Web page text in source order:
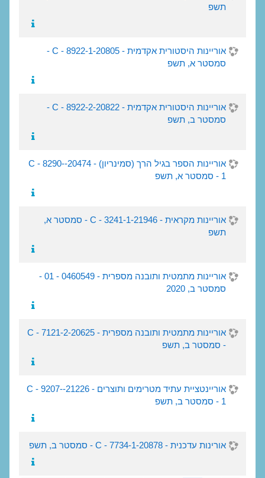
תשפ
אוריינות היסטורית אקדמית - 20805-C - 8922-1 -
סמסטר א, תשפ
אוריינות היסטורית אקדמית - 20822-C - 8922-2 -
סמסטר ב, תשפ
אוריינות הספר בגיל הרך (סמינריון) - 20474-C - 8290-
1 - סמסטר א, תשפ
אוריינות מקראית - 21946-C - 3241-1 - סמסטר א,
תשפ
אוריינות מתמטית ותובנה מספרית - 0460549 - 01 -
סמסטר ב, 2020
אוריינות מתמטית ותובנה מספרית - 20625-C - 7121-2
- סמסטר ב, תשפ
אוריינטציית עתיד מטרימים ותוצרים - 21226-C - 9207-
1 - סמסטר ב, תשפ
אורינות עדכנית - 20878-C - 7734-1 - סמסטר ב, תשפ